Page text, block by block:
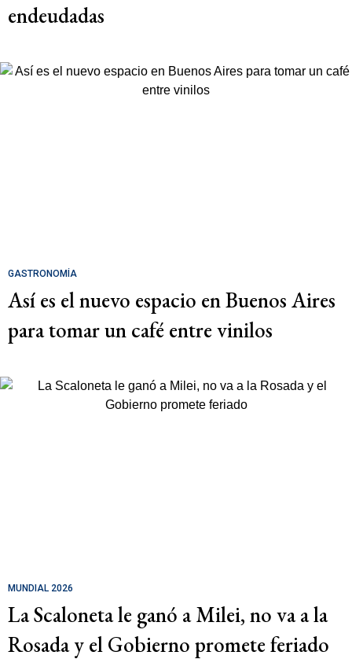
endeudadas
GASTRONOMÍA
Así es el nuevo espacio en Buenos Aires
para tomar un café entre vinilos
MUNDIAL 2026
La Scaloneta le ganó a Milei, no va a la
Rosada y el Gobierno promete feriado